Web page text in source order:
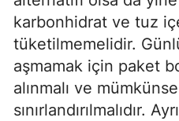
karbonhidrat ve tuz
tüketilmemelidir.
aşmamak için paket
alınmalı ve
sınırlandırılmalıdır.